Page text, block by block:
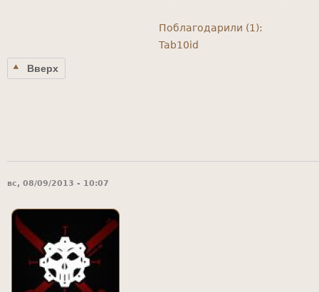
Поблагодарили (1):
Tab10id
Вверх
вс, 08/09/2013 - 10:07